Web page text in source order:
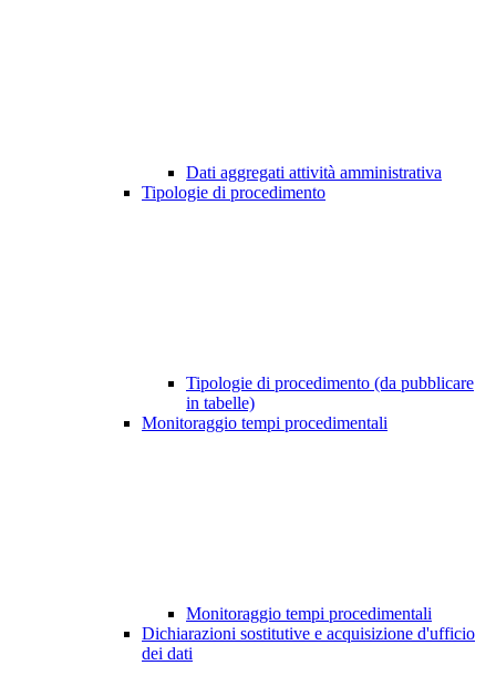
Dati aggregati attività amministrativa
Tipologie di procedimento
Tipologie di procedimento (da pubblicare
in tabelle)
Monitoraggio tempi procedimentali
Monitoraggio tempi procedimentali
Dichiarazioni sostitutive e acquisizione d'ufficio
dei dati